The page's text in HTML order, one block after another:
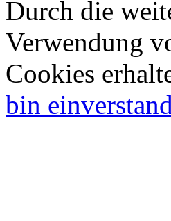
Durch die
Verwendung
Cookies
bin